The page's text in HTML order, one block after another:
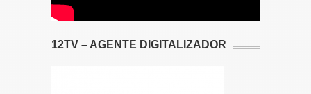
12TV – AGENTE DIGITALIZADOR